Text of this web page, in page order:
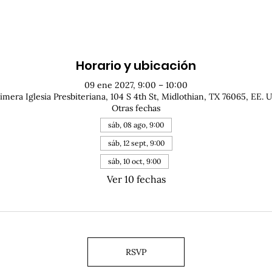
Horario y ubicación
09 ene 2027, 9:00 – 10:00
Iglesia Presbiteriana, 104 S 4th St, Midlothian, TX 76065, EE.
Otras fechas
sáb, 08 ago, 9:00
sáb, 12 sept, 9:00
sáb, 10 oct, 9:00
Ver 10 fechas
RSVP